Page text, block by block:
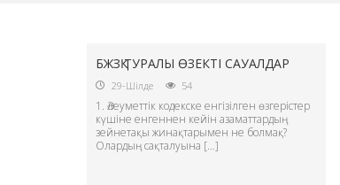
БЖЗҚ ТУРАЛЫ ӨЗЕКТІ САУАЛДАР
29-Шілде 54
1. Әлеуметтік кодекске енгізілген өзгерістер
күшіне енгеннен кейін азаматтардың
зейнетақы жинақтарымен не болмақ?
Олардың сақталуына […]